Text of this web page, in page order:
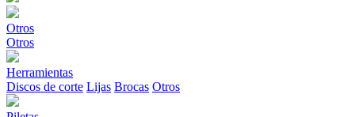
Otros
Otros
Herramientas
Discos de corte Lijas Brocas Otros